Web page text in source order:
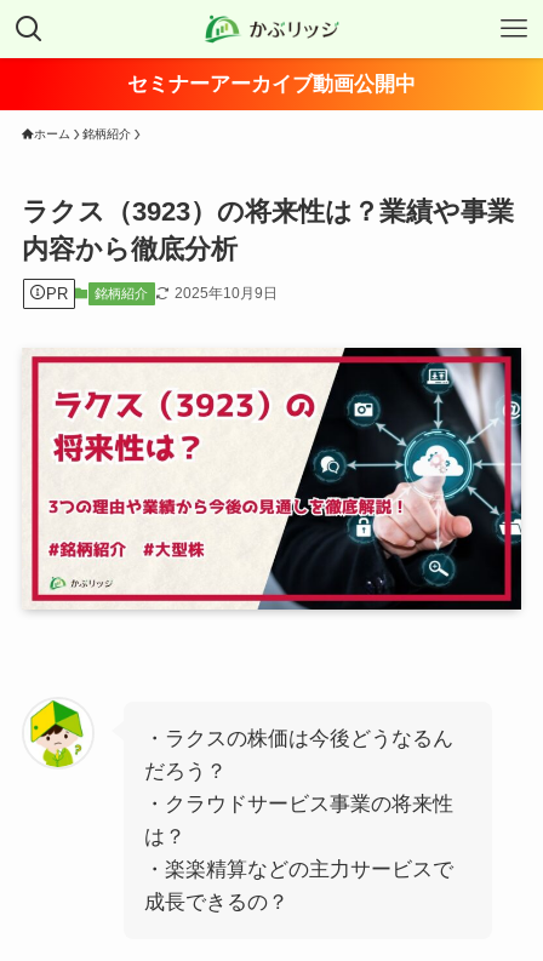
セミナーアーカイブ動画公開中
ホーム 銘柄紹介
ラクス（3923）の将来性は？業績や事業
内容から徹底分析
PR 銘柄紹介 2025年10月9日
・ラクスの株価は今後どうなるん
だろう？
・クラウドサービス事業の将来性
は？
・楽楽精算などの主力サービスで
成長できるの？